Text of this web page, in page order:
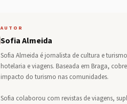
AUTOR
Sofia Almeida
Sofia Almeida é jornalista de cultura e
hotelaria e viagens. Baseada em Braga,
impacto do turismo nas comunidades.
Sofia colaborou com revistas de viagens,